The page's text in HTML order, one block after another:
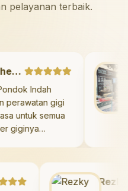
pelayanan terbaik.
Debby Sahertian
Pondok Indah
perawatan gigi
biasa untuk semua
giginya
pasien tentang
gigi dan mulut
Rezky